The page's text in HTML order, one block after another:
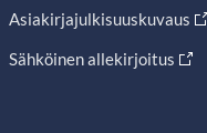
Asiakirjajulkisuuskuvaus
Sähköinen allekirjoitus